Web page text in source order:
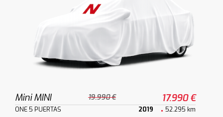
Mini MINI 19.990 € 17.990 €
ONE 5 PUERTAS 2019 52.295 km